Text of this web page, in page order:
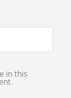
in this